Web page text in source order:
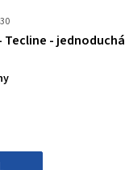
Tecline - jednoduchá